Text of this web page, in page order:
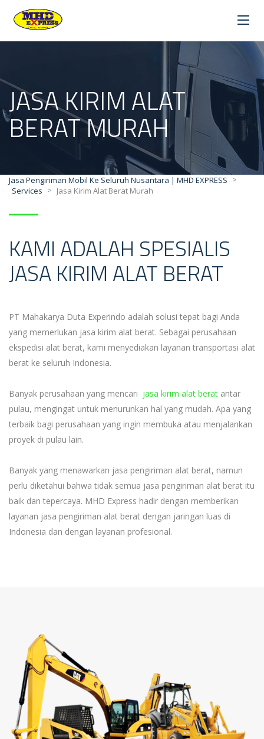
JASA KIRIM ALAT
BERAT MURAH
Jasa Pengiriman Mobil Ke Seluruh Nusantara | MHD EXPRESS >
Services > Jasa Kirim Alat Berat Murah
KAMI ADALAH SPESIALIS
JASA KIRIM ALAT BERAT
PT Mahakarya Duta Experindo adalah solusi tepat bagi Anda
yang memerlukan jasa kirim alat berat. Sebagai perusahaan
ekspedisi alat berat, kami menyediakan layanan transportasi alat
berat ke seluruh Indonesia.
Banyak perusahaan yang mencari jasa kirim alat berat antar
pulau, mengingat untuk menurunkan hal yang mudah. Apa yang
terbaik bagi perusahaan yang ingin membuka atau menjalankan
proyek di pulau lain.
Banyak yang menawarkan jasa pengiriman alat berat, namun
perlu diketahui bahwa tidak semua jasa pengiriman alat berat itu
baik dan tepercaya. MHD Express hadir dengan memberikan
layanan jasa pengiriman alat berat dengan jaringan luas di
Indonesia dan dengan layanan profesional.